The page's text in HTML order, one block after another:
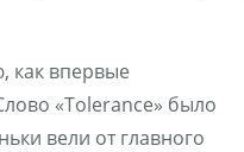
как впервые
«Tolerance» было
вели от главного